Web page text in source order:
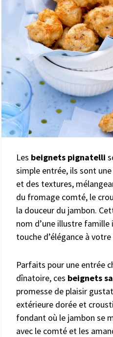
Les beignets pignatelli
simple entrée, ils sont
et des textures,
du fromage comté, le
la douceur du jambon.
nom d’une illustre
touche d’élégance à
Parfaits pour une entrée
dînatoire, ces beignets
promesse de plaisir
extérieure dorée et
fondant où le jambon se
avec le comté et les